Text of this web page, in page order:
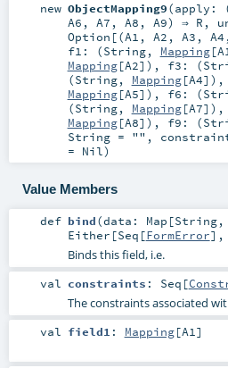
new ObjectMapping9(apply:
A6 , A7 , A8 , A9) ⇒ R ,
Option [(A1 , A2 , A3 , A4
f1: (String, Mapping[
Mapping[A2]) , f3: (
(String, Mapping[A4]) ,
Mapping[A5]) , f6: (
(String, Mapping[A7]) ,
Mapping[A8]) , f9: (
String= "" ,
= Nil)
Value Members
def bind(data: Map [String,
Either [Seq [FormError],
Binds this field, i.e.
val constraints : Seq [
The constraints associated
val field1 : Mapping[A1 ]